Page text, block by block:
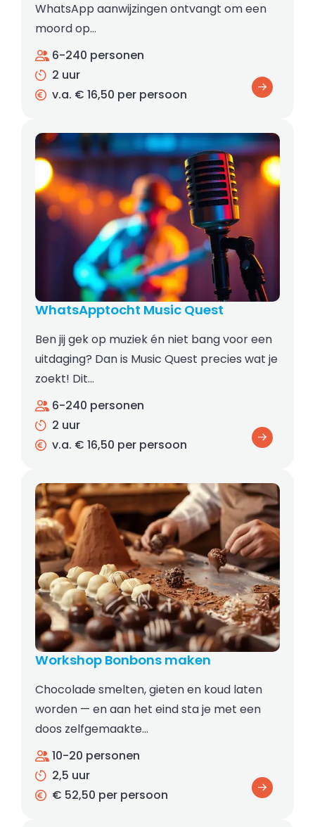
WhatsApp aanwijzingen ontvangt om een
moord op…
6-240 personen
2 uur
v.a. € 16,50 per persoon
WhatsApptocht Music Quest
Ben jij gek op muziek én niet bang voor een
uitdaging? Dan is Music Quest precies wat je
zoekt! Dit…
6-240 personen
2 uur
v.a. € 16,50 per persoon
Workshop Bonbons maken
Chocolade smelten, gieten en koud laten
worden — en aan het eind sta je met een
doos zelfgemaakte…
10-20 personen
2,5 uur
€ 52,50 per persoon